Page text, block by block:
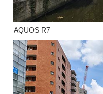
AQUOS R7